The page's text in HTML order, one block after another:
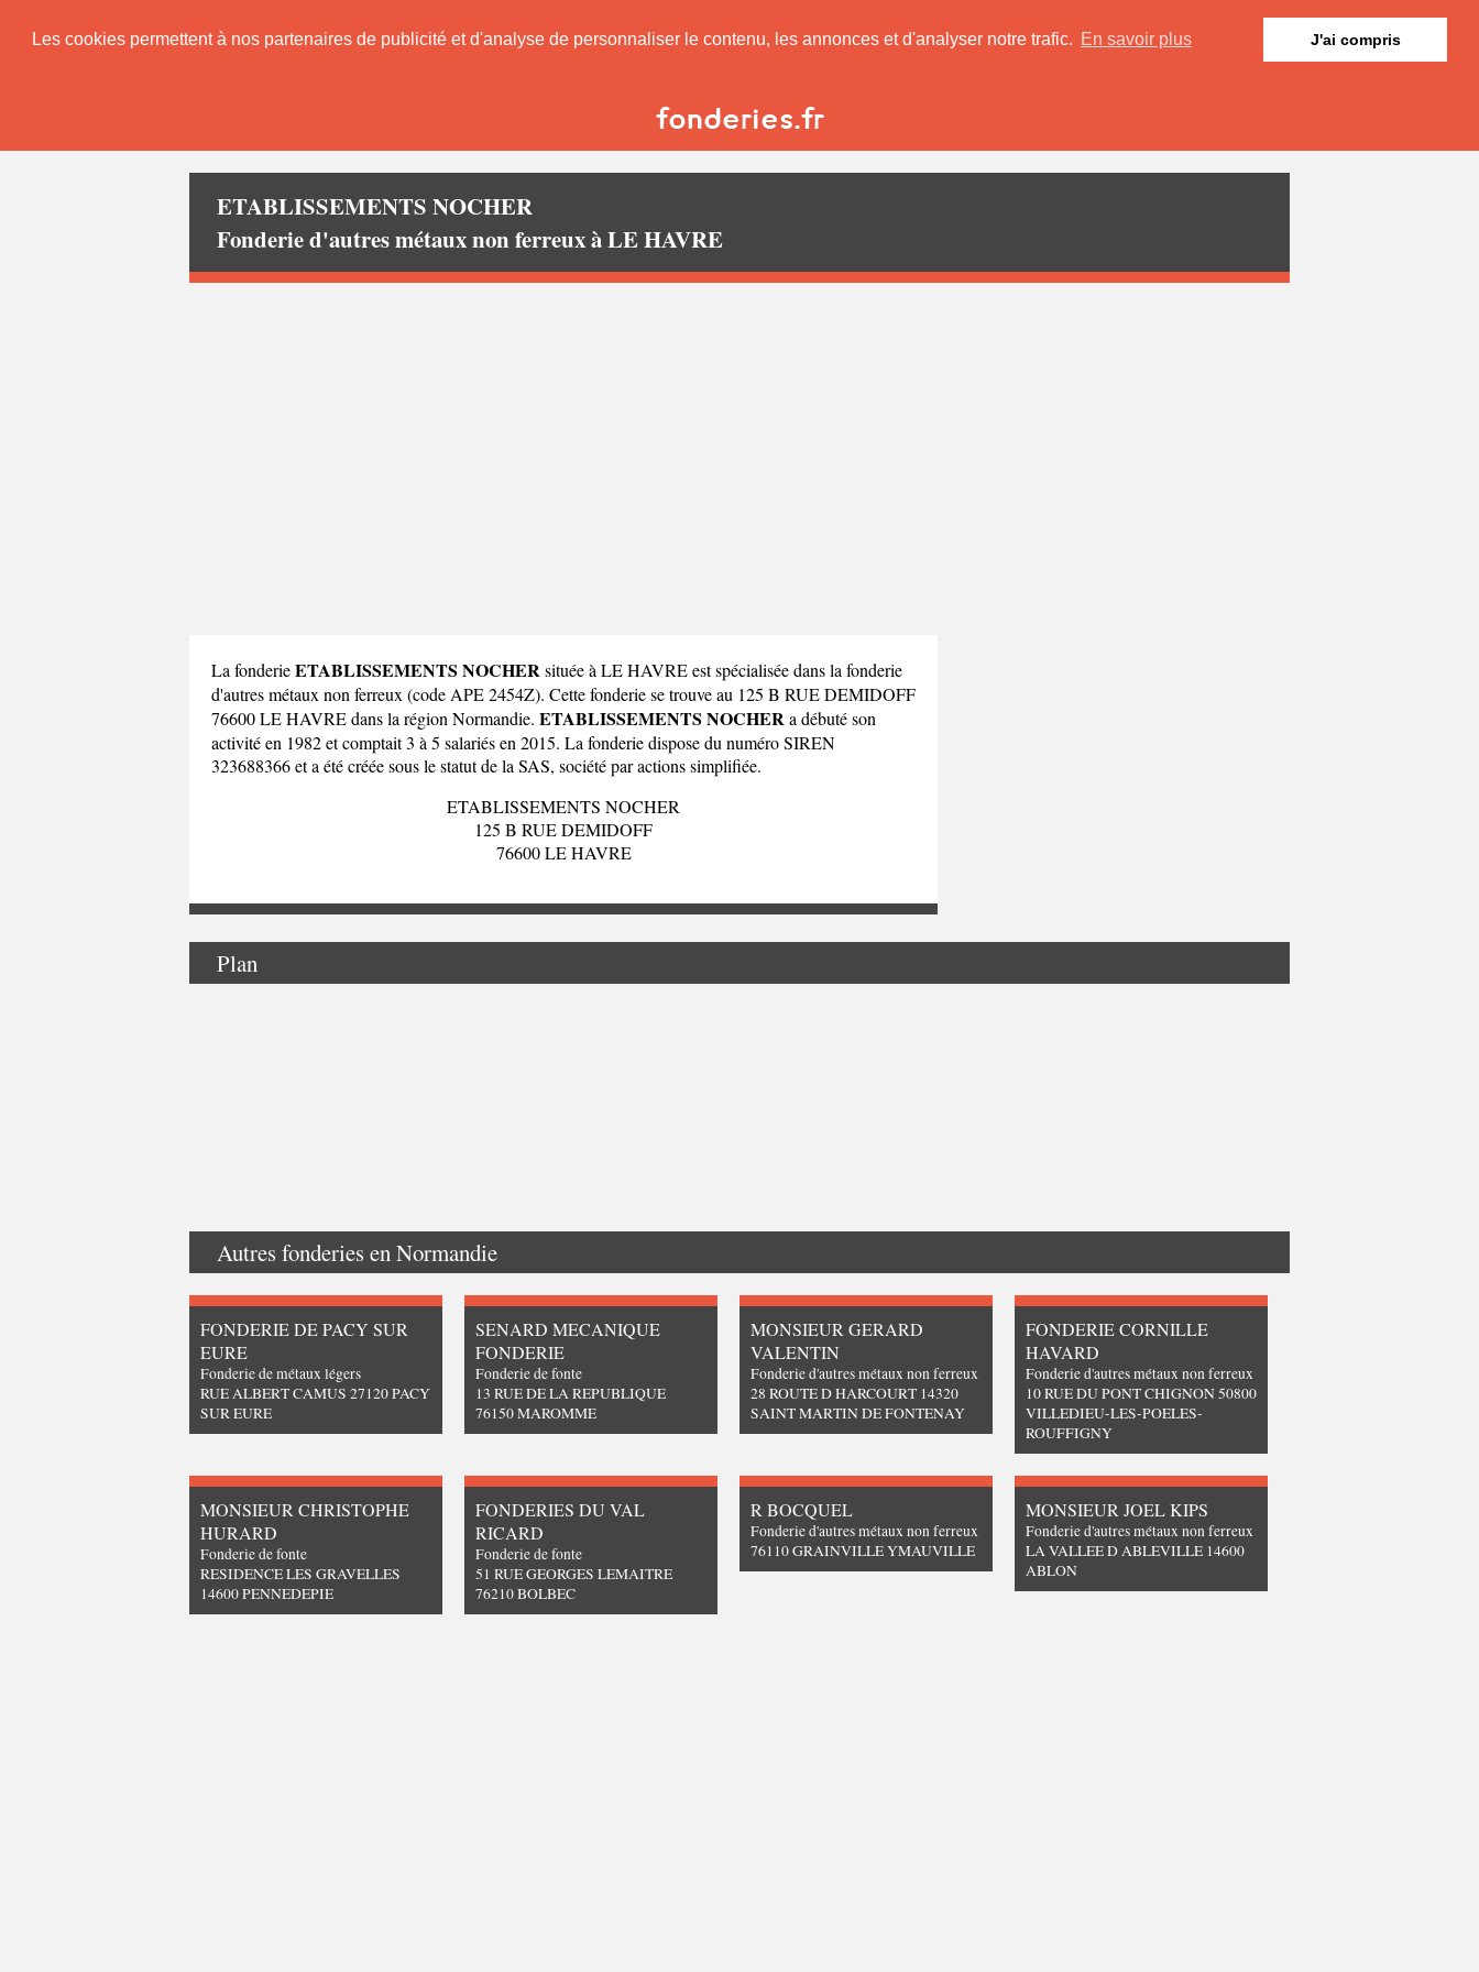
Les cookies permettent à nos partenaires de publicité et d'analyse de personnaliser le contenu, les annonces et d'analyser notre trafic. En savoir plus J'ai compris
ETABLISSEMENTS NOCHER
Fonderie d'autres métaux non ferreux à LE HAVRE
La fonderieETABLISSEMENTS NOCHER située à LE HAVRE est spécialisée dans la fonderie
d'autres métaux non ferreux (code APE 2454Z). Cette fonderie se trouve au 125 B RUE DEMIDOFF
76600 LE HAVRE dans la région Normandie. ETABLISSEMENTS NOCHER a débuté son
activité en 1982 et comptait 3 à 5 salariés en 2015. La fonderie dispose du numéro SIREN
323688366 et a été créée sous le statut de la SAS, société par actions simplifiée.
ETABLISSEMENTS NOCHER
125 B RUE DEMIDOFF
76600 LE HAVRE
Plan
Autres fonderies en Normandie
FONDERIE DE PACY SUR
EURE
Fonderie de métaux légers
RUE ALBERT CAMUS 27120 PACY
SUR EURE
SENARD MECANIQUE
FONDERIE
Fonderie de fonte
13 RUE DE LA REPUBLIQUE
76150 MAROMME
MONSIEUR GERARD
VALENTIN
Fonderie d'autres métaux non ferreux
28 ROUTE D HARCOURT 14320
SAINT MARTIN DE FONTENAY
FONDERIE CORNILLE
HAVARD
Fonderie d'autres métaux non ferreux
10 RUE DU PONT CHIGNON 50800
VILLEDIEU-LES-POELES-
ROUFFIGNY
MONSIEUR CHRISTOPHE
HURARD
Fonderie de fonte
RESIDENCE LES GRAVELLES
14600 PENNEDEPIE
FONDERIES DU VAL
RICARD
Fonderie de fonte
51 RUE GEORGES LEMAITRE
76210 BOLBEC
R BOCQUEL
Fonderie d'autres métaux non ferreux
76110 GRAINVILLE YMAUVILLE
MONSIEUR JOEL KIPS
Fonderie d'autres métaux non ferreux
LA VALLEE D ABLEVILLE 14600
ABLON